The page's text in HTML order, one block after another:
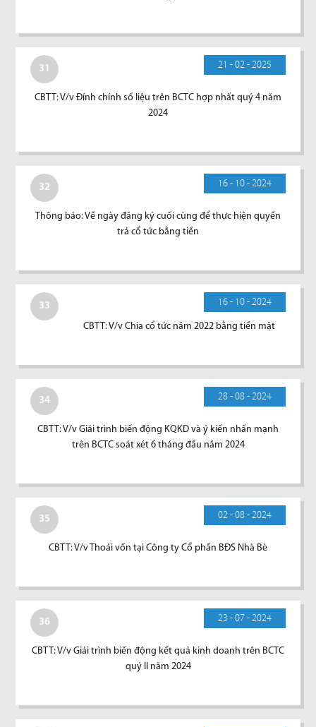
31 21 - 02 - 2025
CBTT: V/v Đính chính số liệu trên BCTC hợp nhất quý 4 năm
2024
32 16 - 10 - 2024
Thông báo: Về ngày đăng ký cuối cùng để thực hiện quyền
trả cổ tức bằng tiền
33 16 - 10 - 2024
CBTT: V/v Chia cổ tức năm 2022 bằng tiền mặt
34 28 - 08 - 2024
CBTT: V/v Giải trình biến động KQKD và ý kiến nhấn mạnh
trên BCTC soát xét 6 tháng đầu năm 2024
35 02 - 08 - 2024
CBTT: V/v Thoái vốn tại Công ty Cổ phần BĐS Nhà Bè
36 23 - 07 - 2024
CBTT: V/v Giải trình biến động kết quả kinh doanh trên BCTC
quý II năm 2024